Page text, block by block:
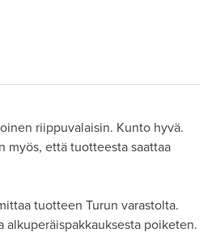
riippuvalaisin. Kunto hyvä.
myös, että tuotteesta saattaa
tuotteen Turun varastolta.
alkuperäispakkauksesta poiketen.